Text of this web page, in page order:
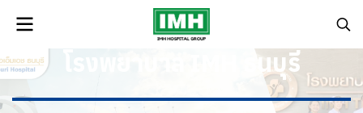
โรงพยาบาล IMH ธนบุรี